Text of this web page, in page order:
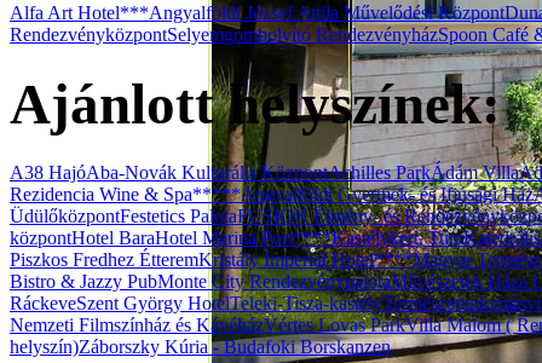
Alfa Art Hotel***Angyalföldi József Attila Művelődési Központ
RendezvényközpontSelyemgombolyító RendezvényházSpoon Café
Ajánlott helyszínek:
A38 HajóAba-Novák Kulturális KözpontAchilles ParkÁdám Villa
Rezidencia Wine & Spa*****Angyalföldi Gyermek- és Ifjúsági Ház
ÜdülőközpontFestetics PalotaFUSION Élmény- és
központHotel BaraHotel Marina Port****Kastélykert, Tura
Piszkos Fredhez ÉtteremKristály Imperial Hotel****Magyar
Bistro & Jazzy PubMonte City RendezvénypalotaMűvészetek Háza
RáckeveSzent György HotelTeleki-Tisza-kastély
Nemzeti Filmszínház és KávéházVértes Lovas ParkVilla Malom (
helyszín)Záborszky Kúria - Budafoki Borskanzen